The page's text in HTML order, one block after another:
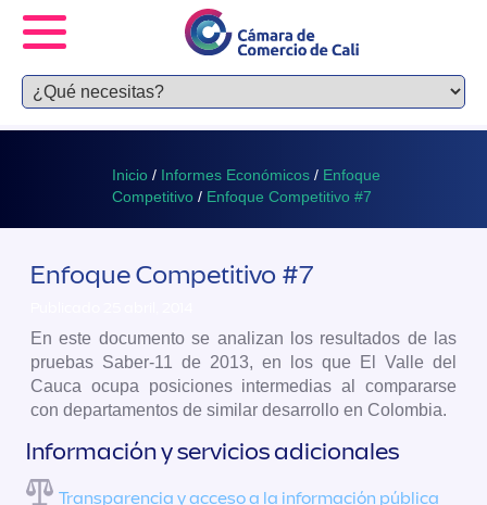
Inicio / Informes Económicos / Enfoque
Competitivo / Enfoque Competitivo #7
Enfoque Competitivo #7
En este documento se analizan los resultados de las
pruebas Saber-11 de 2013, en los que El Valle del
Cauca ocupa posiciones intermedias al compararse
con departamentos de similar desarrollo en Colombia.
Información y servicios adicionales
Transparencia y acceso a la información pública